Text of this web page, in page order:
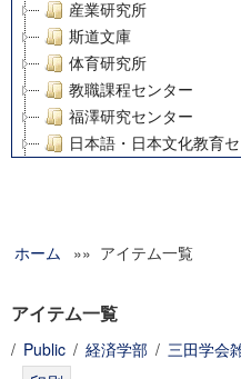
産業研究所
斯道文庫
体育研究所
教職課程センター
福澤研究センター
日本語・日本文化教育
グローバルリサーチイ
科学研究費補助金研究成
慶應義塾大学グローバ
ホーム »» アイテム一覧
アイテム一覧
/ Public / 経済学部 / 三田学会